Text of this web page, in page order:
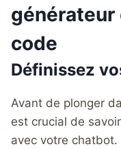
générateur
code
Définissez
Avant de plonger
est crucial de
avec votre